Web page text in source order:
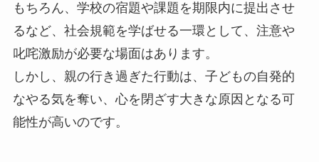
もちろん、学校の宿題や課題を期限内に提出させ
るなど、社会規範を学ばせる一環として、注意や
叱咤激励が必要な場面はあります。
しかし、親の行き過ぎた行動は、子どもの自発的
なやる気を奪い、心を閉ざす大きな原因となる可
能性が高いのです。